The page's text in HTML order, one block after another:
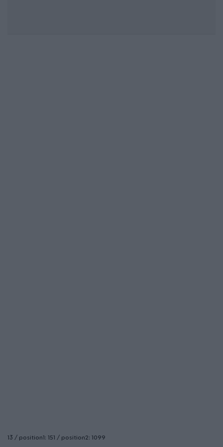
13 / position1: 151 / position2: 1099